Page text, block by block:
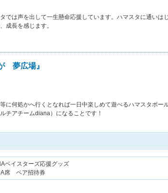
では声を出して一生懸命応援しています。ハマスタに通いは
成長を感じます。
夢広場』
に何処かへ行くとなれば一日中楽しめて遊べるハマスタボー
チアチームdiana）になることです！
ベイスターズ応援グッズ
A席 ペア招待券